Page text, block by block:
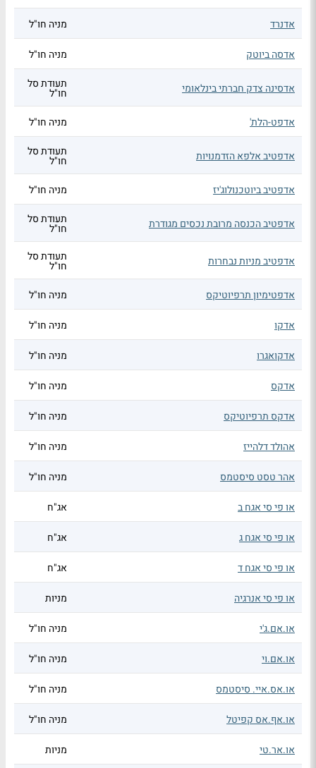
אדנרד מניה חו"ל
אדסה ביוטק מניה חו"ל
אדסינה צדק חברתי בינלאומי תעודת סל
חו"ל
אדפט-הלת'
מניה חו"ל
אדפטיב אלפא הזדמנויות תעודת סל
חו"ל
אדפטיב ביוטכנולוג'יז
מניה חו"ל
אדפטיב הכנסה מרובת נכסים מגודרת תעודת סל
חו"ל
אדפטיב מניות נבחרות תעודת סל
חו"ל
אדפטימיון תרפיוטיקס
מניה חו"ל
אדקו מניה חו"ל
אדקואגרו מניה חו"ל
אדקס מניה חו"ל
אדקס תרפיוטיקס מניה חו"ל
אהולד דלהייז מניה חו"ל
אהר טסט סיסטמס מניה חו"ל
או פי סי אגח ב אג"ח
או פי סי אגח ג אג"ח
או פי סי אגח ד אג"ח
או פי סי אנרגיה מניות
או.אם.ג'י מניה חו"ל
או.אם.וי מניה חו"ל
או.אס.איי. סיסטמס מניה חו"ל
או.אף.אס קפיטל מניה חו"ל
או.אר.טי מניות